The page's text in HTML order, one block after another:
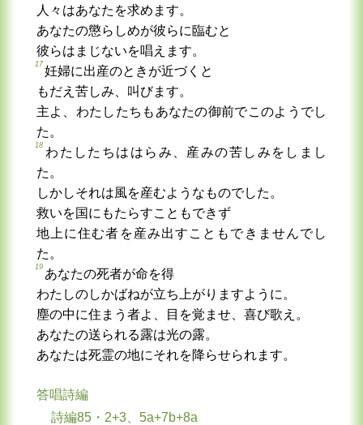
人々はあなたを求めます。
あなたの懲らしめが彼らに臨むと
彼らはまじないを唱えます。
17
妊婦に出産のときが近づくと
もだえ苦しみ、叫びます。
主よ、わたしたちもあなたの御前でこのようでし
た。
18
わたしたちははらみ、産みの苦しみをしまし
た。
しかしそれは風を産むようなものでした。
救いを国にもたらすこともできず
地上に住む者を産み出すこともできませんでし
た。
19
あなたの死者が命を得
わたしのしかばねが立ち上がりますように。
塵の中に住まう者よ、目を覚ませ、喜び歌え。
あなたの送られる露は光の露。
あなたは死霊の地にそれを降らせられます。
答唱詩編
詩編85・2+3、5a+7b+8a